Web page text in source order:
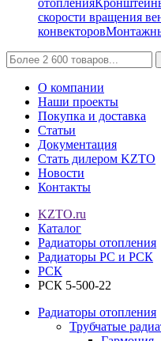
отопления
скорости вращения
конвекторов
О компании
Наши проекты
Покупка и доставка
Статьи
Документация
Стать дилером KZTO
Новости
Контакты
KZTO.ru
Каталог
Радиаторы отопления
Радиаторы РС и РСК
РСК
РСК 5-500-22
Радиаторы отопления
Трубчатые